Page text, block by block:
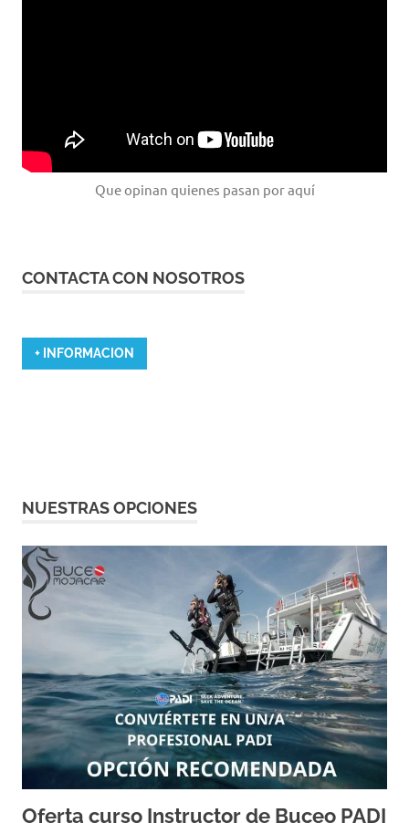
Que opinan quienes pasan por aquí
CONTACTA CON NOSOTROS
+ INFORMACION
NUESTRAS OPCIONES
Oferta curso Instructor de Buceo PADI